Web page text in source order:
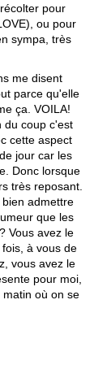
pour
ou pour
sympa, très
me disent
parce qu'elle
ça. VOILA!
du coup c'est
cette aspect
jour car les
Donc lorsque
très reposant.
admettre
que les
Vous avez le
à vous de
vous avez le
pour moi,
où on se